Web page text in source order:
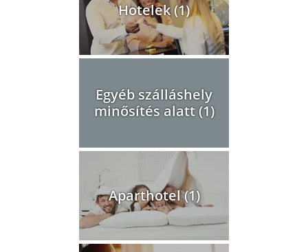
Hotelek (1)
Egyéb szálláshely
minősítés alatt (1)
Aparthotel (1)